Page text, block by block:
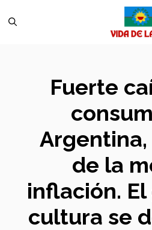
Fuerte
Argentina,
de la
inflación.
cultura se